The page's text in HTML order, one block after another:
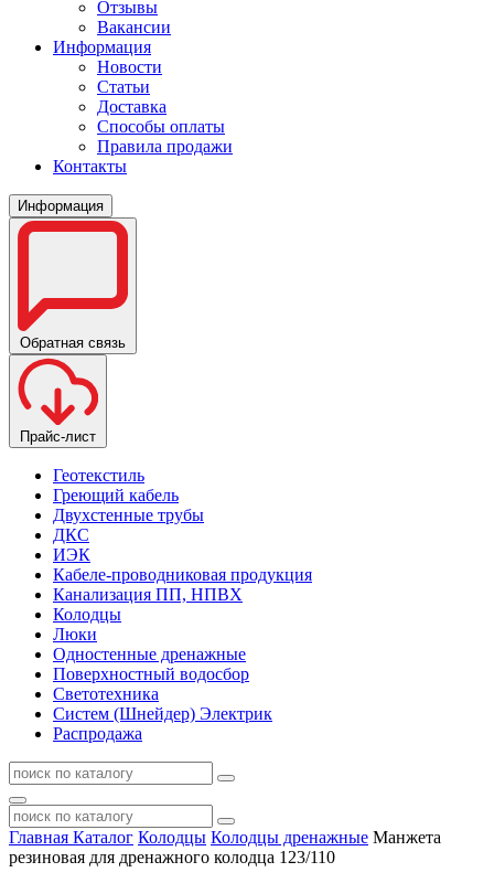
Отзывы
Вакансии
Информация
Новости
Статьи
Доставка
Способы оплаты
Правила продажи
Контакты
Информация
Обратная связь
Прайс-лист
Геотекстиль
Греющий кабель
Двухстенные трубы
ДКС
ИЭК
Кабеле-проводниковая продукция
Канализация ПП, НПВХ
Колодцы
Люки
Одностенные дренажные
Поверхностный водосбор
Светотехника
Систем (Шнейдер) Электрик
Распродажа
Главная Каталог Колодцы Колодцы дренажные Манжета
резиновая для дренажного колодца 123/110